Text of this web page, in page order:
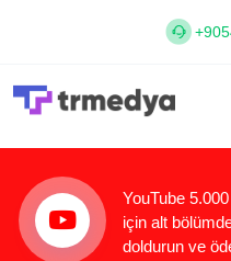
YouTube
için alt
doldurun ve